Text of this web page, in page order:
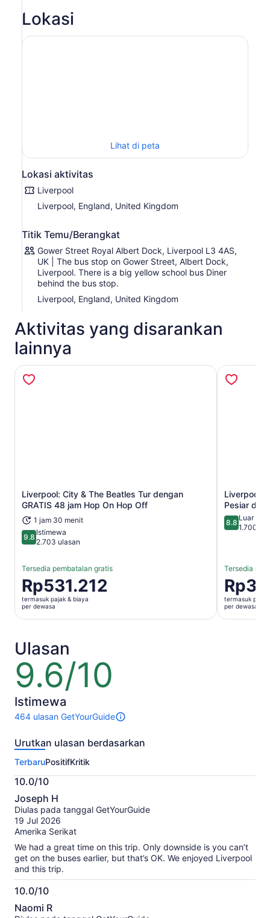
berbagai penghargaan.
The Beatles di ujung dermaga yang terkenal di seluruh
mampir ke Penny Lane dan Strawberry Field untuk
dan film, termasuk Peaky Blinders.
Tur Waktu tempuhnya berkisar antara 90 menit hingga 2
Dengan didampingi pemandu profesional langsung di
Liverpool, Anda akan menjelajahi sejarah, kisah-kisah
dramatis, bakat, dan humor yang telah membentuk
Liverpool menjadi seperti sekarang ini, termasuk musik
dari “The Fab Four”
Lokasi
Lihat di peta
Lokasi aktivitas
Liverpool
Liverpool, England, United Kingdom
Titik Temu/Berangkat
Gower Street Royal Albert Dock, Liverpool L3 4AS,
UK | The bus stop on Gower Street, Albert Dock,
Liverpool. There is a big yellow school bus Diner
behind the bus stop.
Liverpool, England, United Kingdom
Aktivitas yang disarankan
lainnya
Liverpool: City & The Beatles Tur dengan
GRATIS 48 jam Hop On Hop Off
1 jam 30 menit
9.89.8 dari 10
Istimewa
2.703 ulasan
Tersedia pembatalan gratis
Harga
Rp531.212
per
dewasa
Rp531.212
termasuk pajak & biaya
per dewasa
Buka di tab baru
Liverpool:
Pesiar di
8.88.8 dari 10
Luar
1.700
Tersedia
Harga
per
dewasa
termasuk pajak
per dewasa
Ulasan
9.6/10
9.6
dari
10
Istimewa
464 ulasan GetYourGuide
464
untuk
ini.
Informasi
lebih
lanjut
tentang
ulasan
terverifikasi
Urutkan ulasan berdasarkan
TerbaruPositifKritik
10.0/10
10.0
dari
10
Joseph H
Diulas pada tanggal GetYourGuide
19 Jul 2026
Amerika Serikat
We had a great time on this trip. Only downside is you can’t
get on the buses earlier, but that’s OK. We enjoyed Liverpool
and this trip.
10.0/10
10.0
dari
Naomi R